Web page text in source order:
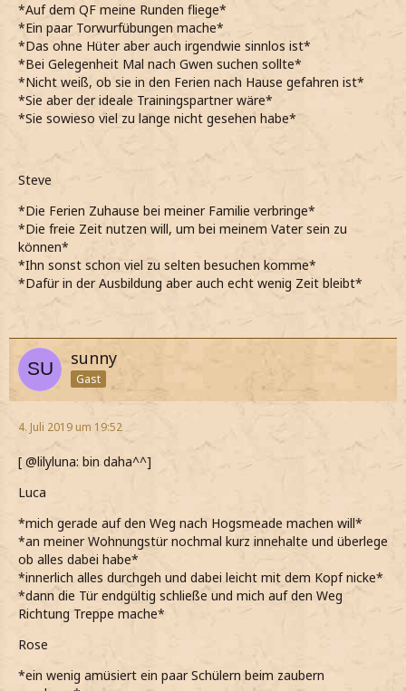
*Auf dem QF meine Runden fliege*
*Ein paar Torwurfübungen mache*
*Das ohne Hüter aber auch irgendwie sinnlos ist*
*Bei Gelegenheit Mal nach Gwen suchen sollte*
*Nicht weiß, ob sie in den Ferien nach Hause gefahren ist*
*Sie aber der ideale Trainingspartner wäre*
*Sie sowieso viel zu lange nicht gesehen habe*
Steve
*Die Ferien Zuhause bei meiner Familie verbringe*
*Die freie Zeit nutzen will, um bei meinem Vater sein zu
können*
*Ihn sonst schon viel zu selten besuchen komme*
*Dafür in der Ausbildung aber auch echt wenig Zeit bleibt*
sunny
Gast
4. Juli 2019 um 19:52
[ @lilyluna: bin daha^^]
Luca
*mich gerade auf den Weg nach Hogsmeade machen will*
*an meiner Wohnungstür nochmal kurz innehalte und überlege
ob alles dabei habe*
*innerlich alles durchgeh und dabei leicht mit dem Kopf nicke*
*dann die Tür endgültig schließe und mich auf den Weg
Richtung Treppe mache*
Rose
*ein wenig amüsiert ein paar Schülern beim zaubern